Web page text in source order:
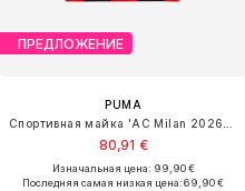
ПРЕДЛОЖЕНИЕ
PUMA
80,91 €
Изначальная цена: 99,90 €
Последняя самая низкая цена:69,90 €